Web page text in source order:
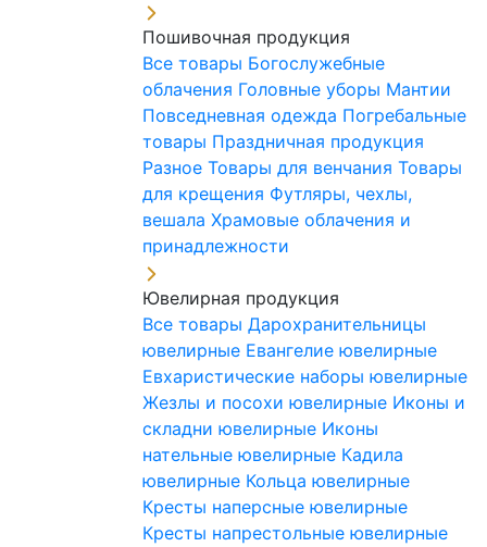
Пошивочная продукция
Все товары Богослужебные
облачения Головные уборы Мантии
Повседневная одежда Погребальные
товары Праздничная продукция
Разное Товары для венчания Товары
для крещения Футляры, чехлы,
вешала Храмовые облачения и
принадлежности
Ювелирная продукция
Все товары Дарохранительницы
ювелирные Евангелие ювелирные
Евхаристические наборы ювелирные
Жезлы и посохи ювелирные Иконы и
складни ювелирные Иконы
нательные ювелирные Кадила
ювелирные Кольца ювелирные
Кресты наперсные ювелирные
Кресты напрестольные ювелирные